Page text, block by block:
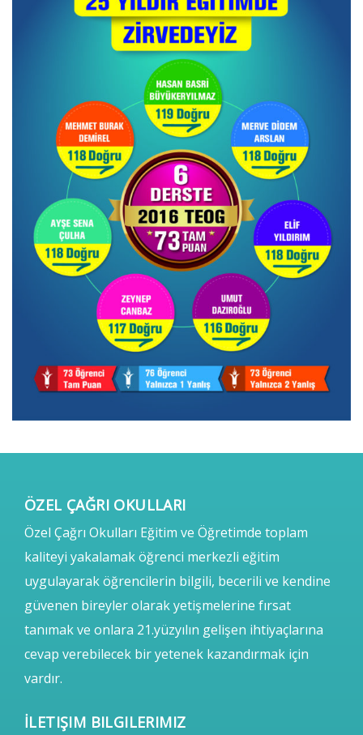
ÖZEL ÇAĞRI OKULLARI
Özel Çağrı Okulları Eğitim ve Öğretimde toplam
kaliteyi yakalamak öğrenci merkezli eğitim
uygulayarak öğrencilerin bilgili, becerili ve kendine
güvenen bireyler olarak yetişmelerine fırsat
tanımak ve onlara 21.yüzyılın gelişen ihtiyaçlarına
cevap verebilecek bir yetenek kazandırmak için
vardır.
İLETIŞIM BILGILERIMIZ